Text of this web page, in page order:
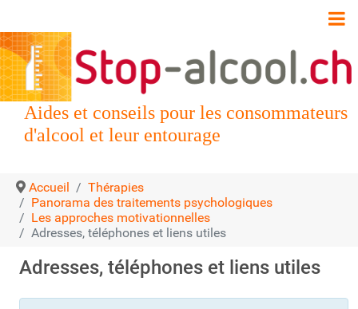
Aides et conseils pour les consommateurs
d'alcool et leur entourage
Accueil
Thérapies
Panorama des traitements psychologiques
Les approches motivationnelles
Adresses, téléphones et liens utiles
Adresses, téléphones et liens utiles